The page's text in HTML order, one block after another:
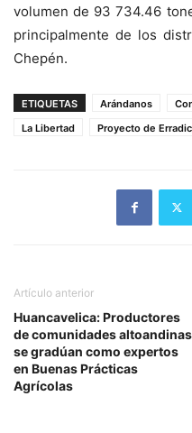
volumen de 93 734.46
principalmente de los
Chepén.
ETIQUETAS Arándanos
La Libertad
Proyecto de
Artículo anterior
Huancavelica: Productores
de comunidades altoandinas
se gradúan como expertos
en Buenas Prácticas
Agrícolas